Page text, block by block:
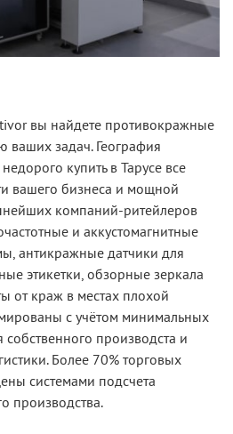
вы найдете противокражные
ваших задач. География
купить в Тарусе все
вашего бизнеса и мощной
компаний-ритейлеров
и аккустомагнитные
антикражные датчики для
этикетки, обзорные зеркала
от краж в местах плохой
с учётом минимальных
собственного производста и
Более 70% торговых
системами подсчета
производства.